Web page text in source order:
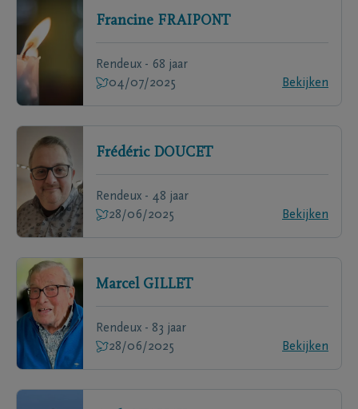
Francine FRAIPONT
Rendeux - 68 jaar
04/07/2025
Bekijken
Frédéric DOUCET
Rendeux - 48 jaar
28/06/2025
Bekijken
Marcel GILLET
Rendeux - 83 jaar
28/06/2025
Bekijken